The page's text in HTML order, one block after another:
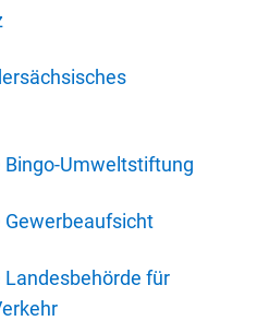
Bingo-Umweltstiftung
für